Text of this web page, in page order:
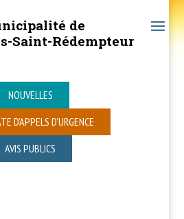
de
Saint-Rédempteur
NOUVELLES
D’APPELS D’URGENCE
AVIS PUBLICS